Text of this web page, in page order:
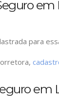
em
para
em